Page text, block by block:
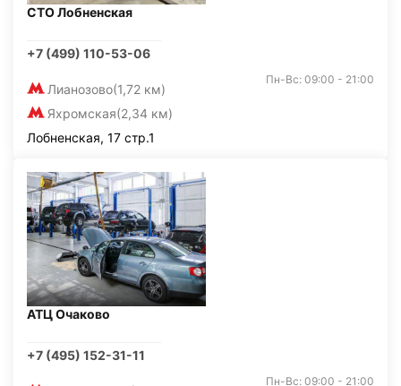
СТО Лобненская
+7 (499) 110-53-06
Лианозово(1,72 км)
Яхромская(2,34 км)
Пн-Вс: 09:00 - 21:00
Лобненская, 17 стр.1
АТЦ Очаково
+7 (495) 152-31-11
Пн-Вс: 09:00 - 21:00